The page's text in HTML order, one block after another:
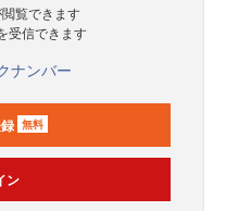
覧できます
受信できます
ナンバー
無料
ン